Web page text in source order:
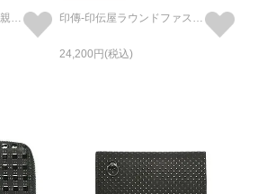
印傳-印伝屋二つ折り財布親子がま口財布無響柄 印傳-印伝屋ラウンドファスナー三つ折り財布ドット柄/小銭入れ・ミニ財布
24,200